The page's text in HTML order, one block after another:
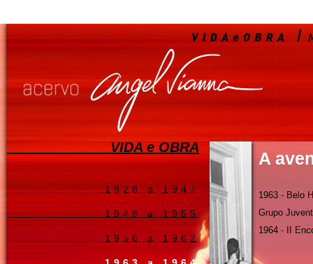
VIDA e OBRA
1928 a 1947
1948 a 1955
1956 a 1962
A
1963 - Belo
Grupo
1964 - II